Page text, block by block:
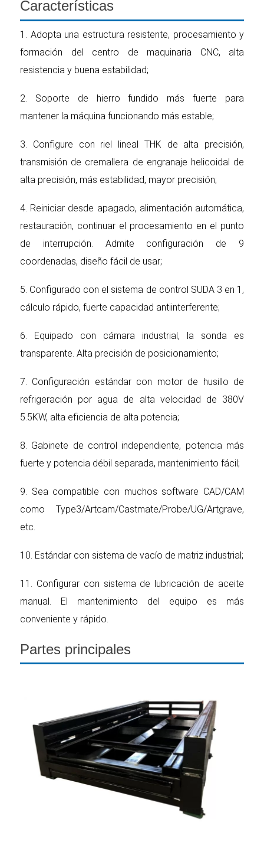
Características
1. Adopta una estructura resistente, procesamiento y
formación del centro de maquinaria CNC, alta
resistencia y buena estabilidad;
2. Soporte de hierro fundido más fuerte para
mantener la máquina funcionando más estable;
3. Configure con riel lineal THK de alta precisión,
transmisión de cremallera de engranaje helicoidal de
alta precisión, más estabilidad, mayor precisión;
4. Reiniciar desde apagado, alimentación automática,
restauración, continuar el procesamiento en el punto
de interrupción. Admite configuración de 9
coordenadas, diseño fácil de usar;
5. Configurado con el sistema de control SUDA 3 en 1,
cálculo rápido, fuerte capacidad antiinterferente;
6. Equipado con cámara industrial, la sonda es
transparente. Alta precisión de posicionamiento;
7. Configuración estándar con motor de husillo de
refrigeración por agua de alta velocidad de 380V
5.5KW, alta eficiencia de alta potencia;
8. Gabinete de control independiente, potencia más
fuerte y potencia débil separada, mantenimiento fácil;
9. Sea compatible con muchos software CAD/CAM
como Type3/Artcam/Castmate/Probe/UG/Artgrave,
etc.
10. Estándar con sistema de vacío de matriz industrial;
11. Configurar con sistema de lubricación de aceite
manual. El mantenimiento del equipo es más
conveniente y rápido.
Partes principales